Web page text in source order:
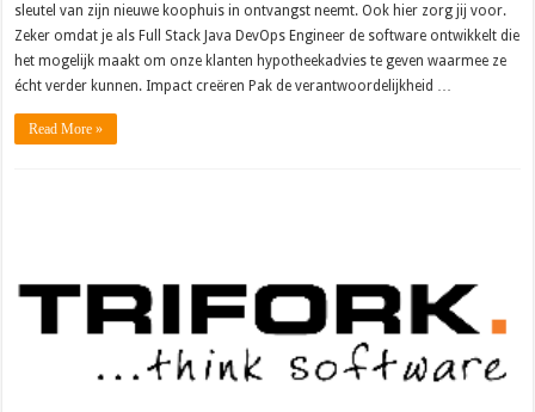
sleutel van zijn nieuwe koophuis in ontvangst neemt. Ook hier zorg jij voor.
Zeker omdat je als Full Stack Java DevOps Engineer de software ontwikkelt die
het mogelijk maakt om onze klanten hypotheekadvies te geven waarmee ze
écht verder kunnen. Impact creëren Pak de verantwoordelijkheid …
Read More »